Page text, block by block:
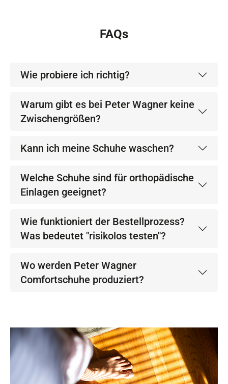
FAQs
Wie probiere ich richtig?
Warum gibt es bei Peter Wagner keine
Zwischengrößen?
Kann ich meine Schuhe waschen?
Welche Schuhe sind für orthopädische
Einlagen geeignet?
Wie funktioniert der Bestellprozess?
Was bedeutet "risikolos testen"?
Wo werden Peter Wagner
Comfortschuhe produziert?